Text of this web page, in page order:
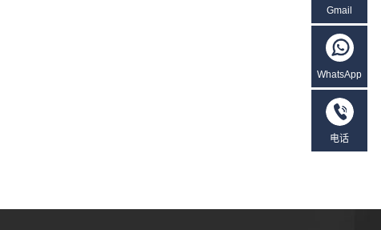
Gmail
WhatsApp
电话